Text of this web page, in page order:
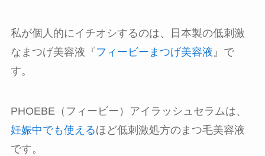
私が個人的にイチオシするのは、日本製の低刺激
なまつげ美容液『 フィービーまつげ美容液 』で
す。
PHOEBE（フィービー）アイラッシュセラムは、
妊娠中でも使えるほど低刺激処方のまつ毛美容液
です。